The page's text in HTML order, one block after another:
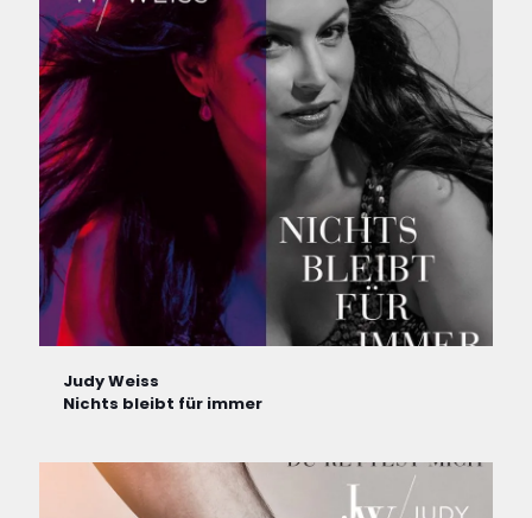
Judy Weiss
Nichts bleibt für immer